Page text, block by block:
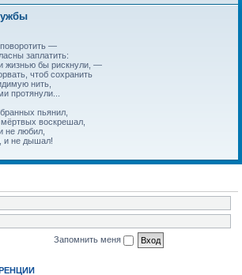
—
заплатить:
жизнью бы рискнули, —
чтоб сохранить
нить,
протянули...
пьянил,
воскрешал,
не любил,
и не дышал!
Запомнить меня